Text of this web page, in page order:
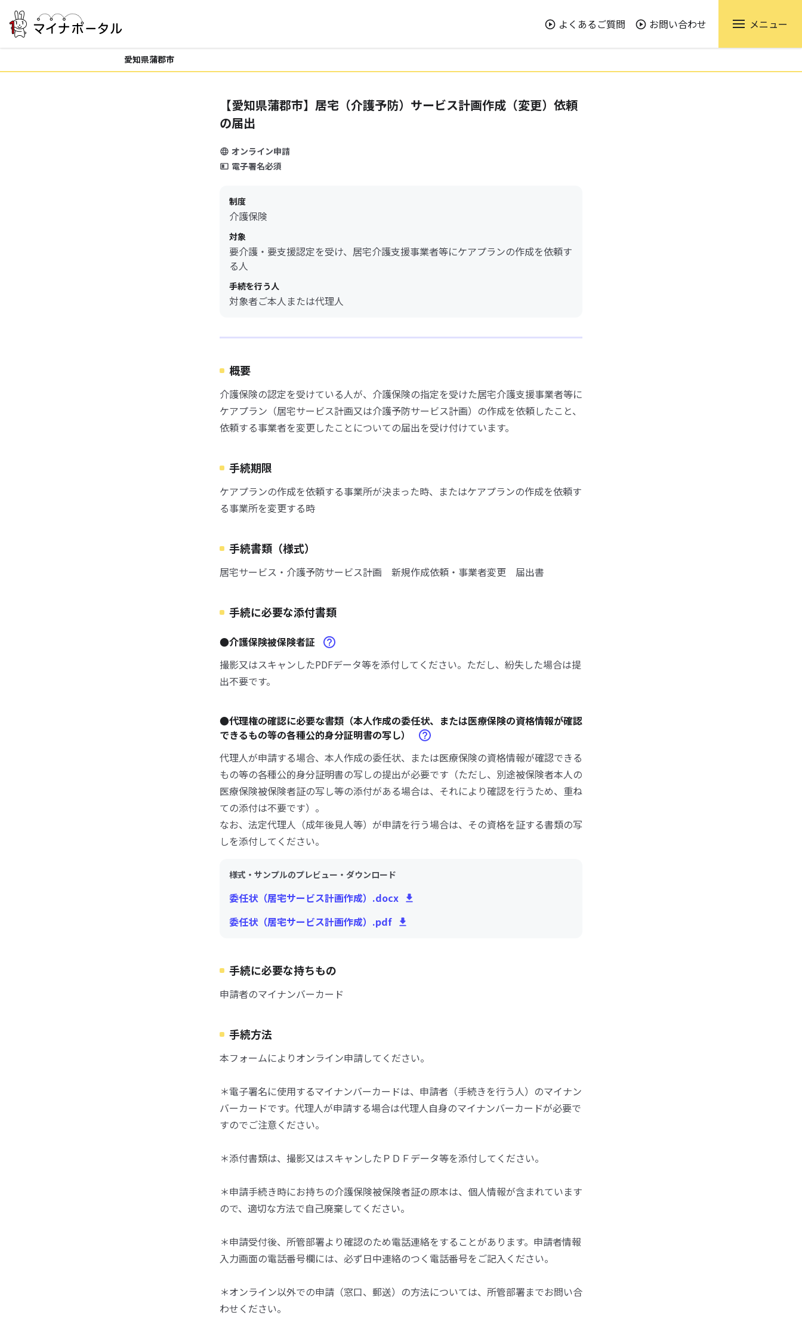
よくあるご質問 お問い合わせ メニュー
愛知県蒲郡市
【愛知県蒲郡市】居宅（介護予防）サービス計画作成（変更）依頼
の届出
オンライン申請
電子署名必須
制度
介護保険
対象
要介護・要支援認定を受け、居宅介護支援事業者等にケアプランの作成を依頼す
る人
手続を行う人
対象者ご本人または代理人
概要
介護保険の認定を受けている人が、介護保険の指定を受けた居宅介護支援事業者等に
ケアプラン（居宅サービス計画又は介護予防サービス計画）の作成を依頼したこと、
依頼する事業者を変更したことについての届出を受け付けています。
手続期限
ケアプランの作成を依頼する事業所が決まった時、またはケアプランの作成を依頼す
る事業所を変更する時
手続書類（様式）
居宅サービス・介護予防サービス計画 新規作成依頼・事業者変更 届出書
手続に必要な添付書類
●介護保険被保険者証
撮影又はスキャンしたPDFデータ等を添付してください。ただし、紛失した場合は提
出不要です。
●代理権の確認に必要な書類（本人作成の委任状、または医療保険の資格情報が確認
できるもの等の各種公的身分証明書の写し）
代理人が申請する場合、本人作成の委任状、または医療保険の資格情報が確認できる
もの等の各種公的身分証明書の写しの提出が必要です（ただし、別途被保険者本人の
医療保険被保険者証の写し等の添付がある場合は、それにより確認を行うため、重ね
ての添付は不要です）。
なお、法定代理人（成年後見人等）が申請を行う場合は、その資格を証する書類の写
しを添付してください。
様式・サンプルのプレビュー・ダウンロード
委任状（居宅サービス計画作成）.docx
委任状（居宅サービス計画作成）.pdf
手続に必要な持ちもの
申請者のマイナンバーカード
手続方法
本フォームによりオンライン申請してください。
＊電子署名に使用するマイナンバーカードは、申請者（手続きを行う人）のマイナン
バーカードです。代理人が申請する場合は代理人自身のマイナンバーカードが必要で
すのでご注意ください。
＊添付書類は、撮影又はスキャンしたＰＤＦデータ等を添付してください。
＊申請手続き時にお持ちの介護保険被保険者証の原本は、個人情報が含まれています
ので、適切な方法で自己廃棄してください。
＊申請受付後、所管部署より確認のため電話連絡をすることがあります。申請者情報
入力画面の電話番号欄には、必ず日中連絡のつく電話番号をご記入ください。
＊オンライン以外での申請（窓口、郵送）の方法については、所管部署までお問い合
わせください。